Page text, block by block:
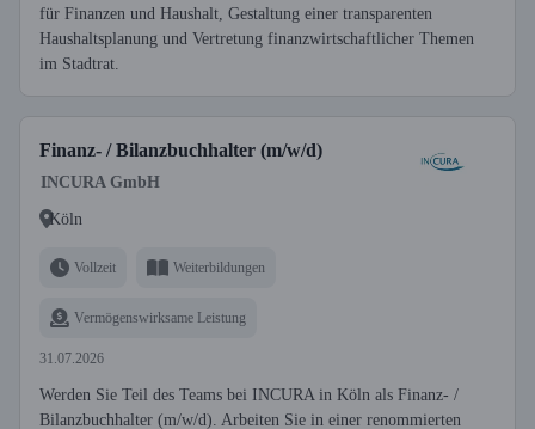
für Finanzen und Haushalt, Gestaltung einer transparenten
Haushaltsplanung und Vertretung finanzwirtschaftlicher Themen
im Stadtrat.
Finanz- / Bilanzbuchhalter (m/w/d)
INCURA GmbH
Köln
Vollzeit Weiterbildungen
Vermögenswirksame Leistung
31.07.2026
Werden Sie Teil des Teams bei INCURA in Köln als Finanz- /
Bilanzbuchhalter (m/w/d). Arbeiten Sie in einer renommierten